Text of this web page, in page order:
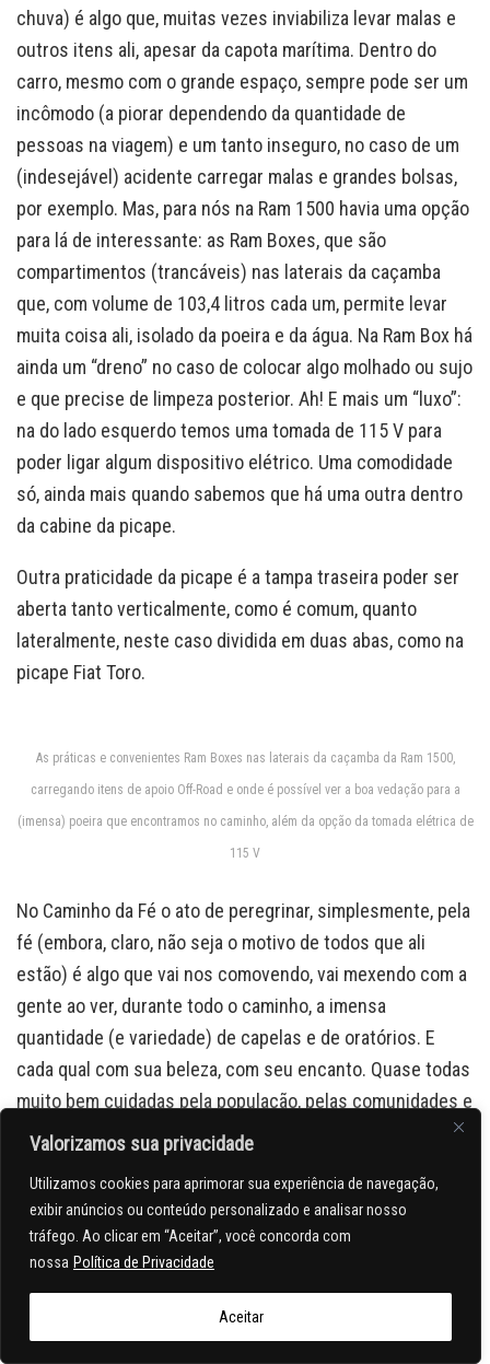
Valorizamos sua privacidade
Utilizamos cookies para aprimorar sua experiência de navegação,
exibir anúncios ou conteúdo personalizado e analisar nosso
tráfego. Ao clicar em “Aceitar”, você concorda com
nossa Política de Privacidade
Aceitar
chuva) é algo que, muitas vezes inviabiliza levar malas e
outros itens ali, apesar da capota marítima. Dentro do
carro, mesmo com o grande espaço, sempre pode ser um
incômodo (a piorar dependendo da quantidade de
pessoas na viagem) e um tanto inseguro, no caso de um
(indesejável) acidente carregar malas e grandes bolsas,
por exemplo. Mas, para nós na Ram 1500 havia uma opção
para lá de interessante: as Ram Boxes, que são
compartimentos (trancáveis) nas laterais da caçamba
que, com volume de 103,4 litros cada um, permite levar
muita coisa ali, isolado da poeira e da água. Na Ram Box há
ainda um “dreno” no caso de colocar algo molhado ou sujo
e que precise de limpeza posterior. Ah! E mais um “luxo”:
na do lado esquerdo temos uma tomada de 115 V para
poder ligar algum dispositivo elétrico. Uma comodidade
só, ainda mais quando sabemos que há uma outra dentro
da cabine da picape.
Outra praticidade da picape é a tampa traseira poder ser
aberta tanto verticalmente, como é comum, quanto
lateralmente, neste caso dividida em duas abas, como na
picape Fiat Toro.
As práticas e convenientes Ram Boxes nas laterais da caçamba da Ram 1500,
carregando itens de apoio Off-Road e onde é possível ver a boa vedação para a
(imensa) poeira que encontramos no caminho, além da opção da tomada elétrica de
115 V
No Caminho da Fé o ato de peregrinar, simplesmente, pela
fé (embora, claro, não seja o motivo de todos que ali
estão) é algo que vai nos comovendo, vai mexendo com a
gente ao ver, durante todo o caminho, a imensa
quantidade (e variedade) de capelas e de oratórios. E
cada qual com sua beleza, com seu encanto. Quase todas
muito bem cuidadas pela população, pelas comunidades e
pelas fazendas ao longo do caminho. Simplesmente, com
propósito. Ou, para outros, apenas a beleza encantadora
dessas construções, do capricho, dos locais escolhidos.
Numa das muitas em que paramos para conhecer e
fotografar, foi impossível não entender a similaridade